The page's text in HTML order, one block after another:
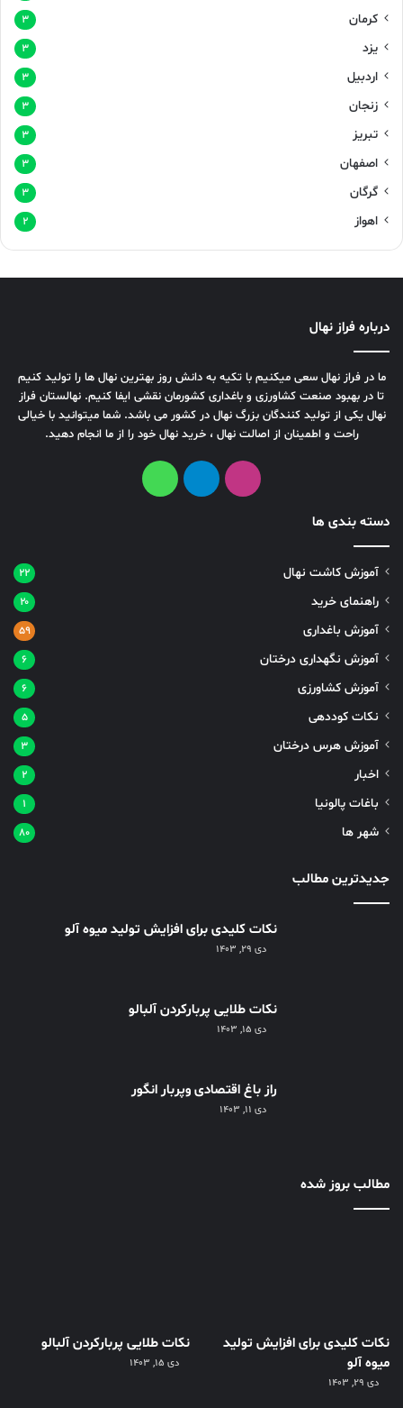
کرمان ۳
یزد ۳
اردبیل ۳
زنجان ۳
تبریز ۳
اصفهان ۳
گرگان ۳
اهواز ۲
درباره فراز نهال
ما در فراز نهال سعی میکنیم با تکیه به دانش روز بهترین نهال ها را تولید کنیم
تا در بهبود صنعت کشاورزی و باغداری کشورمان نقشی ایفا کنیم. نهالستان فراز
نهال یکی از تولید کنندگان بزرگ نهال در کشور می باشد. شما میتوانید با خیالی
راحت و اطمینان از اصالت نهال ، خرید نهال خود را از ما انجام دهید.
دسته بندی ها
آموزش کاشت نهال ۲۲
راهنمای خرید ۲۰
آموزش باغداری ۵۹
آموزش نگهداری درختان ۶
آموزش کشاورزی ۶
نکات کوددهی ۵
آموزش هرس درختان ۳
اخبار ۲
باغات پالونیا ۱
شهر ها ۸۰
جدیدترین مطالب
نکات کلیدی برای افزایش تولید میوه آلو
دی ۲۹, ۱۴۰۳
نکات طلایی پربارکردن آلبالو
دی ۱۵, ۱۴۰۳
راز باغ اقتصادی وپربار انگور
دی ۱۱, ۱۴۰۳
مطالب بروز شده
نکات کلیدی برای افزایش تولید
میوه آلو
دی ۲۹, ۱۴۰۳
نکات طلایی پربارکردن آلبالو
دی ۱۵, ۱۴۰۳